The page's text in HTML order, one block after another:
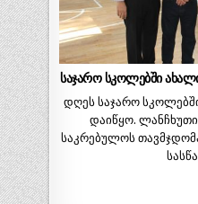
საჯარო სკოლებში
დღეს საჯარო
დაიწყო.
საკრებულოს